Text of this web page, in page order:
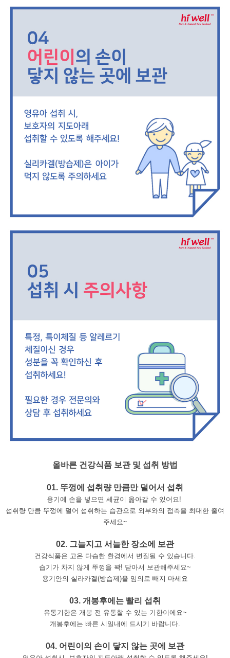
올바른 건강식품 보관 및 섭취 방법
01. 뚜껑에 섭취량 만큼만 덜어서 섭취
용기에 손을 넣으면 세균이 옮아갈 수 있어요!
섭취량 만큼 뚜껑에 덜어 섭취하는 습관으로 외부와의 접촉을 최대한 줄여
주세요~
02. 그늘지고 서늘한 장소에 보관
건강식품은 고온 다습한 환경에서 변질될 수 있습니다.
습기가 차지 않게 뚜껑을 꽉! 닫아서 보관해주세요~
용기안의 실라카겔(방습제)을 임의로 빼지 마세요
03. 개봉후에는 빨리 섭취
유통기한은 개봉 전 유통할 수 있는 기한이에요~
개봉후에는 빠른 시일내에 드시기 바랍니다.
04. 어린이의 손이 닿지 않는 곳에 보관